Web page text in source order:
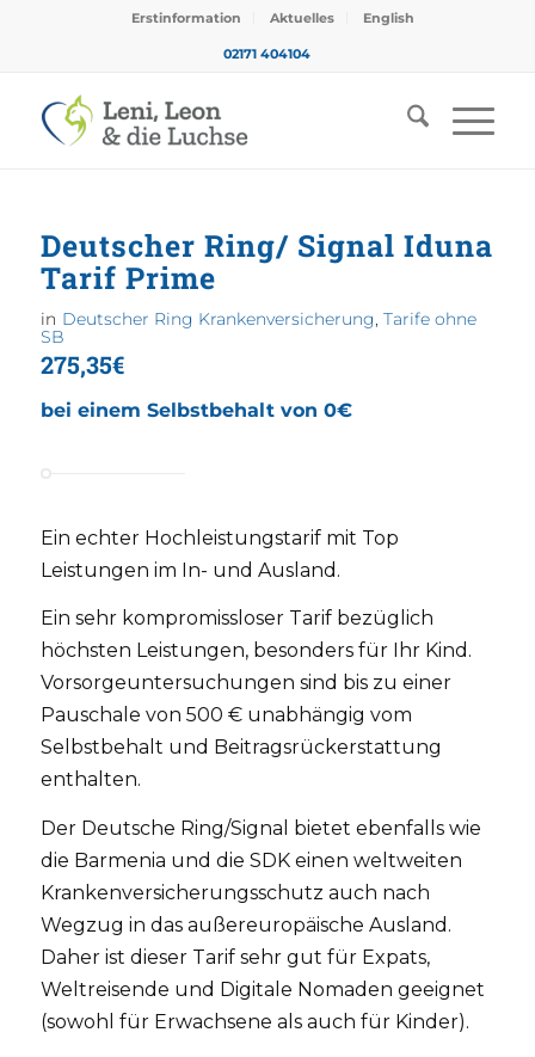
Erstinformation Aktuelles English
02171 404104
Deutscher Ring/ Signal Iduna
Tarif Prime
in Deutscher Ring Krankenversicherung, Tarife ohne
SB
275,35€
bei einem Selbstbehalt von 0€
Ein echter Hochleistungstarif mit Top
Leistungen im In- und Ausland.
Ein sehr kompromissloser Tarif bezüglich
höchsten Leistungen, besonders für Ihr Kind.
Vorsorgeuntersuchungen sind bis zu einer
Pauschale von 500 € unabhängig vom
Selbstbehalt und Beitragsrückerstattung
enthalten.
Der Deutsche Ring/Signal bietet ebenfalls wie
die Barmenia und die SDK einen weltweiten
Krankenversicherungsschutz auch nach
Wegzug in das außereuropäische Ausland.
Daher ist dieser Tarif sehr gut für Expats,
Weltreisende und Digitale Nomaden geeignet
(sowohl für Erwachsene als auch für Kinder).